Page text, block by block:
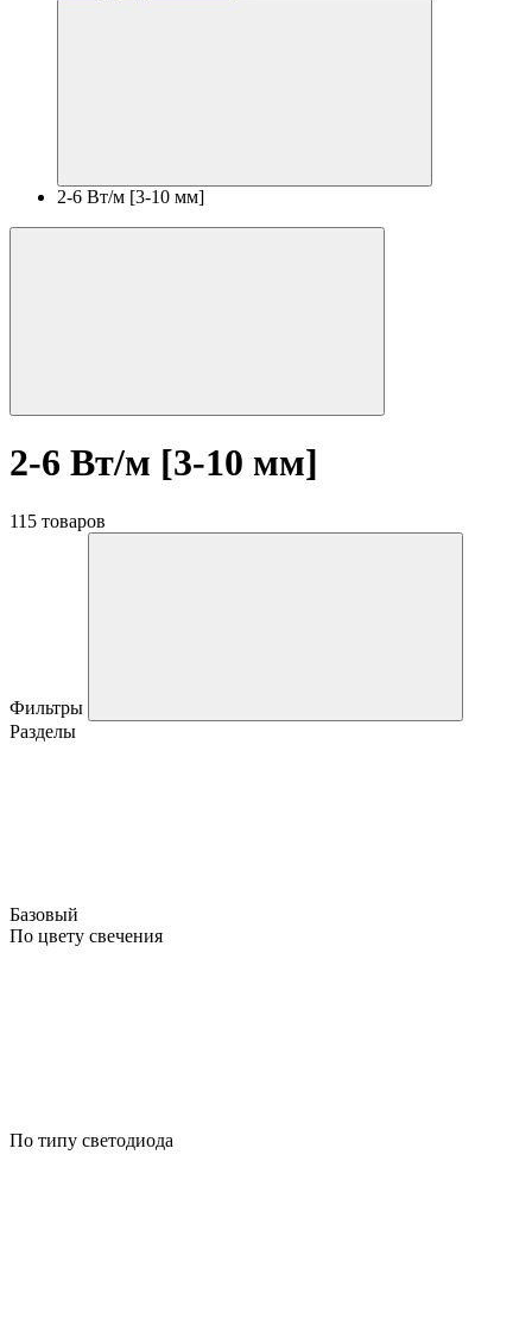
2-6 Вт/м [3-10 мм]
2-6 Вт/м [3-10 мм]
115 товаров
Фильтры
Разделы
Базовый
По цвету свечения
По типу светодиода